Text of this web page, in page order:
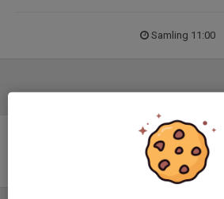
Samling 11:00
Laguppställning
Ingen uppställning